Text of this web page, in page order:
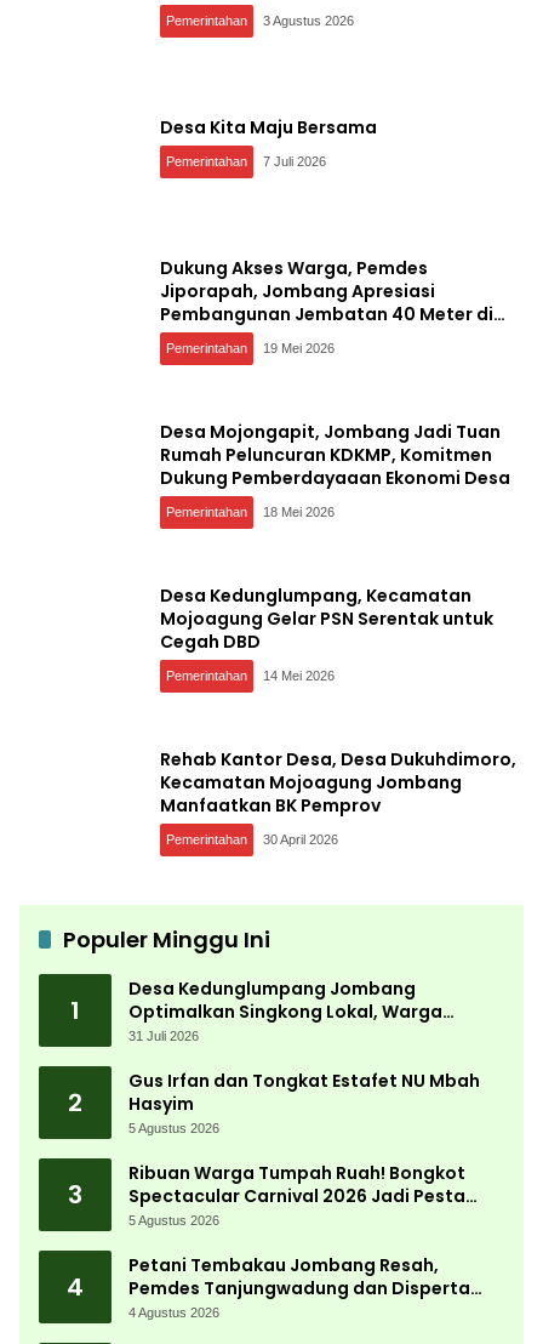
Pemerintahan 3 Agustus 2026
Desa Kita Maju Bersama
Pemerintahan 7 Juli 2026
Dukung Akses Warga, Pemdes
Jiporapah, Jombang Apresiasi
Pembangunan Jembatan 40 Meter di
Kedungdendeng
Pemerintahan 19 Mei 2026
Desa Mojongapit, Jombang Jadi Tuan
Rumah Peluncuran KDKMP, Komitmen
Dukung Pemberdayaaan Ekonomi Desa
Pemerintahan 18 Mei 2026
Desa Kedunglumpang, Kecamatan
Mojoagung Gelar PSN Serentak untuk
Cegah DBD
Pemerintahan 14 Mei 2026
Rehab Kantor Desa, Desa Dukuhdimoro,
Kecamatan Mojoagung Jombang
Manfaatkan BK Pemprov
Pemerintahan 30 April 2026
Populer Minggu Ini
1
Desa Kedunglumpang Jombang
Optimalkan Singkong Lokal, Warga
Diajari Produksi Tepung Mocaf
31 Juli 2026
2
Gus Irfan dan Tongkat Estafet NU Mbah
Hasyim
5 Agustus 2026
3
Ribuan Warga Tumpah Ruah! Bongkot
Spectacular Carnival 2026 Jadi Pesta
Kemerdekaan Terbesar di Peterongan
5 Agustus 2026
4
Petani Tembakau Jombang Resah,
Pemdes Tanjungwadung dan Disperta
Bergerak Cepat
4 Agustus 2026